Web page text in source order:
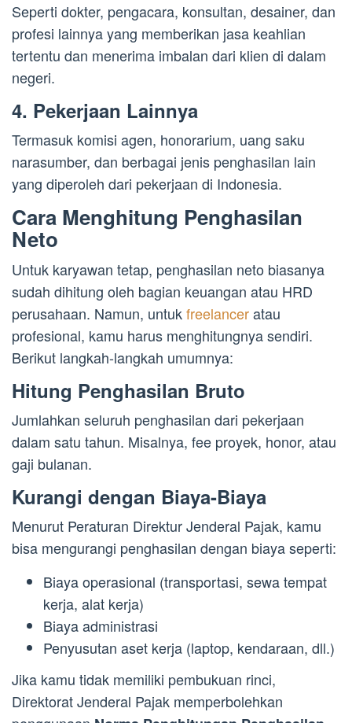
Seperti dokter, pengacara, konsultan, desainer, dan
profesi lainnya yang memberikan jasa keahlian
tertentu dan menerima imbalan dari klien di dalam
negeri.
4. Pekerjaan Lainnya
Termasuk komisi agen, honorarium, uang saku
narasumber, dan berbagai jenis penghasilan lain
yang diperoleh dari pekerjaan di Indonesia.
Cara Menghitung Penghasilan
Neto
Untuk karyawan tetap, penghasilan neto biasanya
sudah dihitung oleh bagian keuangan atau HRD
perusahaan. Namun, untukfreelanceratau
profesional, kamu harus menghitungnya sendiri.
Berikut langkah-langkah umumnya:
Hitung Penghasilan Bruto
Jumlahkan seluruh penghasilan dari pekerjaan
dalam satu tahun. Misalnya, fee proyek, honor, atau
gaji bulanan.
Kurangi dengan Biaya-Biaya
Menurut Peraturan Direktur Jenderal Pajak, kamu
bisa mengurangi penghasilan dengan biaya seperti:
Biaya operasional (transportasi, sewa tempat
kerja, alat kerja)
Biaya administrasi
Penyusutan aset kerja (laptop, kendaraan, dll.)
Jika kamu tidak memiliki pembukuan rinci,
Direktorat Jenderal Pajak memperbolehkan